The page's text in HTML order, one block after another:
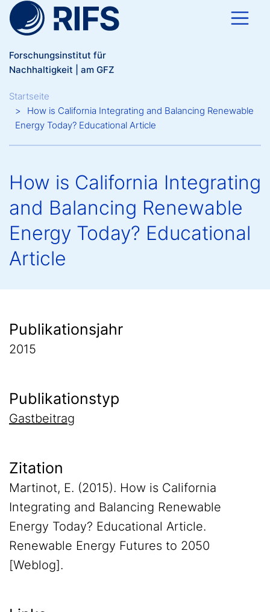
Direkt zum Inhalt
Forschungsinstitut für
Nachhaltigkeit | am GFZ
Breadcrumb
Startseite
How is California Integrating and Balancing Renewable
Energy Today? Educational Article
How is California Integrating
and Balancing Renewable
Energy Today? Educational
Article
Publikationsjahr
2015
Publikationstyp
Gastbeitrag
Zitation
Martinot, E. (2015). How is California
Integrating and Balancing Renewable
Energy Today? Educational Article.
Renewable Energy Futures to 2050
[Weblog].